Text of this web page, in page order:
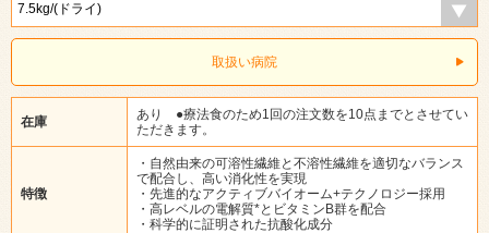
取扱い病院
在庫
あり ●療法食のため1回の注文数を10点までとさせてい
ただきます。
特徴
・自然由来の可溶性繊維と不溶性繊維を適切なバランス
で配合し、高い消化性を実現
・先進的なアクティブバイオーム+テクノロジー採用
・高レベルの電解質*とビタミンB群を配合
・科学的に証明された抗酸化成分